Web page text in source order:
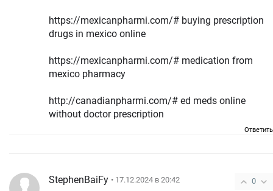
https://mexicanpharmi.com/# buying prescription
drugs in mexico online
https://mexicanpharmi.com/# medication from
mexico pharmacy
http://canadianpharmi.com/# ed meds online
without doctor prescription
Ответить
0
StephenBaiFy • 17.12.2024 в 20:42